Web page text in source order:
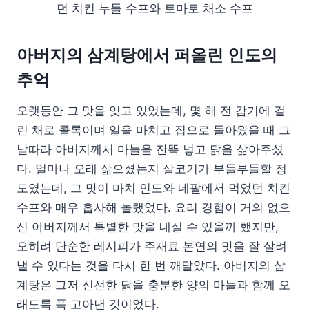
던 치킨 누들 수프와 토마토 채소 수프
아버지의 삼계탕에서 퍼올린 인도의
추억
오랫동안 그 맛을 잊고 있었는데, 몇 해 전 감기에 걸
린 채로 콜록이며 일을 마치고 집으로 돌아왔을 때 그
날따라 아버지께서 마늘을 잔뜩 넣고 닭을 삶아주셨
다. 얼마나 오래 삶으셨는지 살코기가 부들부들할 정
도였는데, 그 맛이 마치 인도와 네팔에서 먹었던 치킨
수프와 매우 흡사해 놀랬었다. 요리 경험이 거의 없으
신 아버지께서 특별한 맛을 내실 수 있을까 했지만,
오히려 단순한 레시피가 주재료 본연의 맛을 잘 살려
낼 수 있다는 것을 다시 한 번 깨달았다. 아버지의 삼
계탕은 그저 신선한 닭을 충분한 양의 마늘과 함께 오
래도록 푹 고아낸 것이었다.